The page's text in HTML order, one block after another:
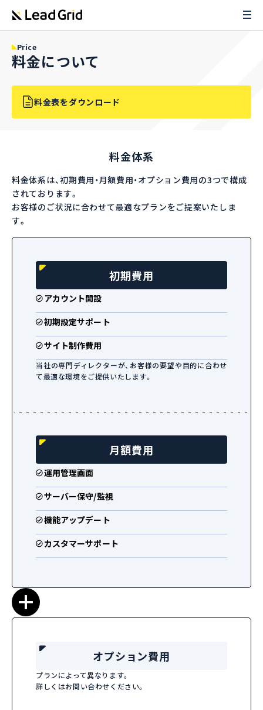
Price
料金について
料金表をダウンロード
料金体系
料金体系は、初期費用・月額費用・オプション費用の3つで構成
されております。
お客様のご状況に合わせて最適なプランをご提案いたしま
す。
初期費用
アカウント開設
初期設定サポート
サイト制作費用
当社の専門ディレクターが、お客様の要望や目的に合わせ
て最適な環境をご提供いたします。
月額費用
運用管理画面
サーバー保守/監視
機能アップデート
カスタマーサポート
オプション費用
プランによって異なります。
詳しくはお問い合わせください。